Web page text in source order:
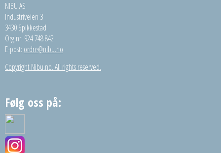
NIBU AS
Industriveien 3
3430 Spikkestad
Org.nr: 924 748 842
E-post: ordre@nibu.no
Copyright Nibu.no. All rights reserved.
Følg oss på: